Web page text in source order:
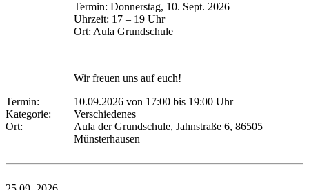
Termin: Donnerstag, 10. Sept. 2026
Uhrzeit: 17 – 19 Uhr
Ort: Aula Grundschule
Wir freuen uns auf euch!
Termin:
10.09.2026 von 17:00 bis 19:00 Uhr
Kategorie:
Verschiedenes
Ort:
Aula der Grundschule, Jahnstraße 6, 86505
Münsterhausen